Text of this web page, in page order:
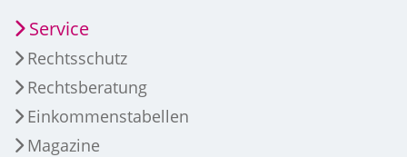
Service
Rechtsschutz
Rechtsberatung
Einkommenstabellen
Magazine